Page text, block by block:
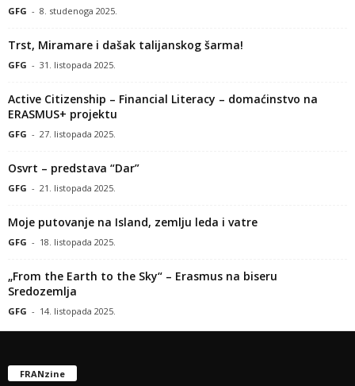
GFG - 8. studenoga 2025.
Trst, Miramare i dašak talijanskog šarma!
GFG - 31. listopada 2025.
Active Citizenship – Financial Literacy – domaćinstvo na
ERASMUS+ projektu
GFG - 27. listopada 2025.
Osvrt – predstava “Dar”
GFG - 21. listopada 2025.
Moje putovanje na Island, zemlju leda i vatre
GFG - 18. listopada 2025.
„From the Earth to the Sky“ – Erasmus na biseru
Sredozemlja
GFG - 14. listopada 2025.
FRANzine